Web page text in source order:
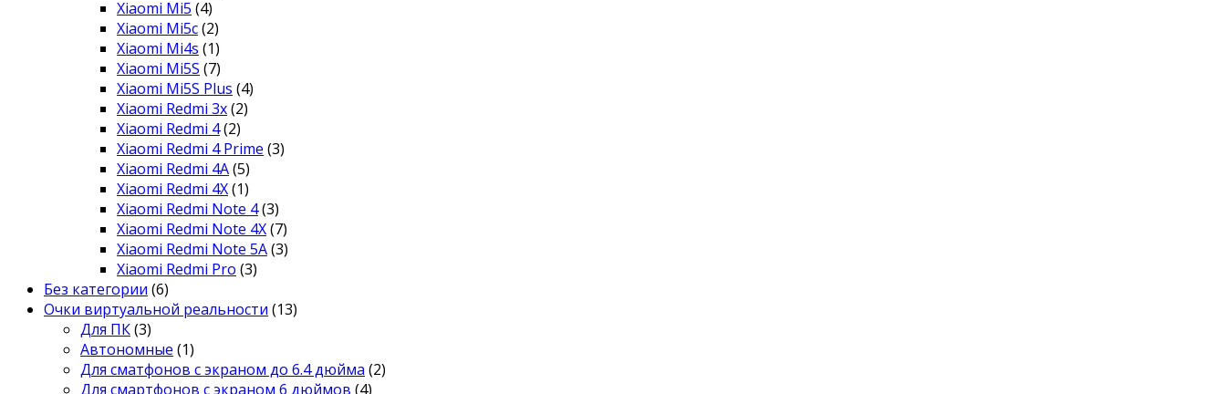
Xiaomi Mi5 (4)
Xiaomi Mi5c(2)
Xiaomi Mi4s (1)
Xiaomi Mi5S (7)
Xiaomi Mi5S Plus (4)
Xiaomi Redmi 3x(2)
Xiaomi Redmi 4(2)
Xiaomi Redmi 4 Prime (3)
Xiaomi Redmi 4A(5)
Xiaomi Redmi 4X(1)
Xiaomi Redmi Note 4(3)
Xiaomi Redmi Note 4X(7)
Xiaomi Redmi Note 5A(3)
Xiaomi Redmi Pro (3)
Без категории (6)
Очки виртуальной реальности (13)
Для ПК(3)
Автономные (1)
Для сматфонов с экраном до 6.4 дюйма (2)
Для смартфонов с экраном 6 дюймов (4)